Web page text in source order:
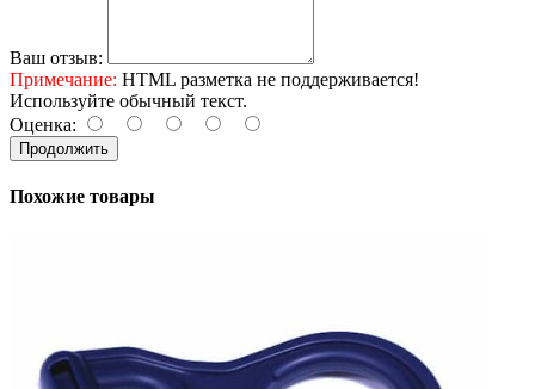
Ваш отзыв:
Примечание: HTML разметка не поддерживается!
Используйте обычный текст.
Оценка:
Продолжить
Похожие товары